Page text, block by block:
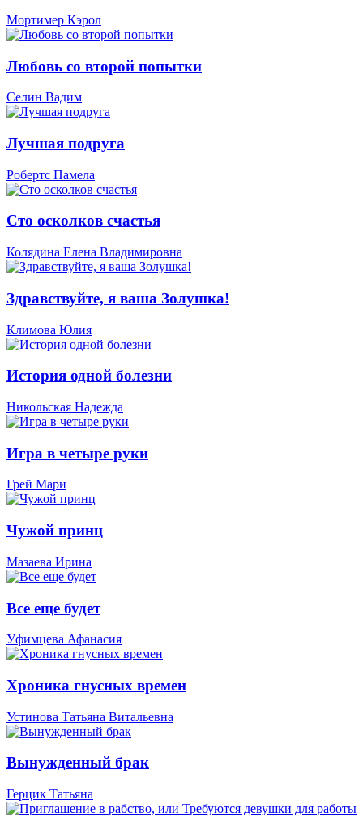
Мортимер Кэрол
Любовь со второй попытки
Селин Вадим
Лучшая подруга
Робертс Памела
Сто осколков счастья
Колядина Елена Владимировна
Здравствуйте, я ваша Золушка!
Климова Юлия
История одной болезни
Никольская Надежда
Игра в четыре руки
Грей Мари
Чужой принц
Мазаева Ирина
Все еще будет
Уфимцева Афанасия
Хроника гнусных времен
Устинова Татьяна Витальевна
Вынужденный брак
Герцик Татьяна